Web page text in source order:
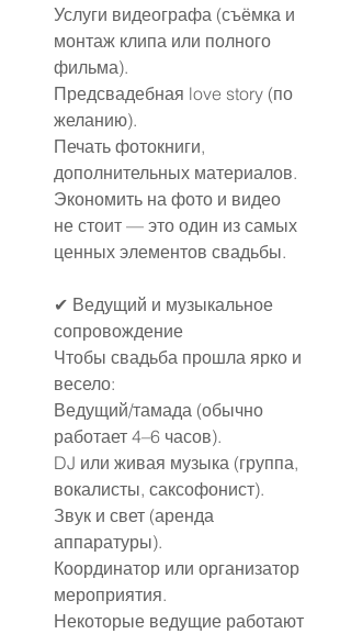
Услуги видеографа (съёмка и
монтаж клипа или полного
фильма).
Предсвадебная love story (по
желанию).
Печать фотокниги,
дополнительных материалов.
Экономить на фото и видео
не стоит — это один из самых
ценных элементов свадьбы.
✔ Ведущий и музыкальное
сопровождение
Чтобы свадьба прошла ярко и
весело:
Ведущий/тамада (обычно
работает 4–6 часов).
DJ или живая музыка (группа,
вокалисты, саксофонист).
Звук и свет (аренда
аппаратуры).
Координатор или организатор
мероприятия.
Некоторые ведущие работают